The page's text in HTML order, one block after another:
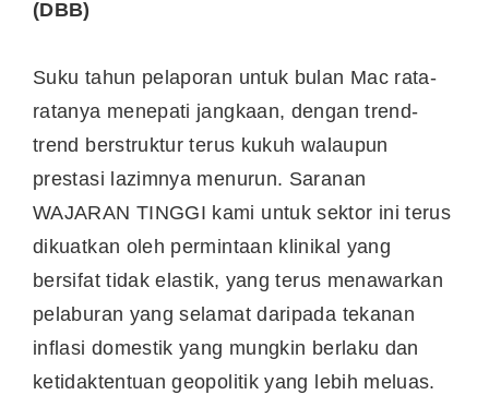
(DBB)
Suku tahun pelaporan untuk bulan Mac rata-
ratanya menepati jangkaan, dengan trend-
trend berstruktur terus kukuh walaupun
prestasi lazimnya menurun. Saranan
WAJARAN TINGGI kami untuk sektor ini terus
dikuatkan oleh permintaan klinikal yang
bersifat tidak elastik, yang terus menawarkan
pelaburan yang selamat daripada tekanan
inflasi domestik yang mungkin berlaku dan
ketidaktentuan geopolitik yang lebih meluas.